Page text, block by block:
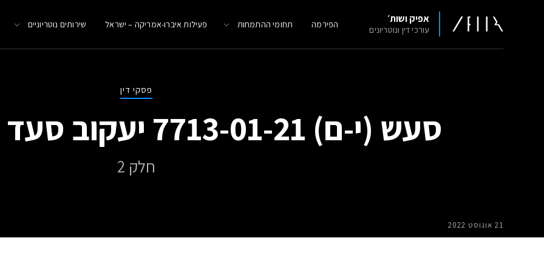
אפיק ושות׳
עורכי דין ונוטריונים הפירמה תחומי ההתמחות פעילות איברו-אמריקה – ישראל שירותים נוטריוניים
פסקי דין
סעש (י-ם) 7713-01-21 יעקוב סעד – ידין קופמאן
חלק 2
21 אוגוסט 2022